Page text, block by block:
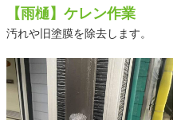
【雨樋】ケレン作業
汚れや旧塗膜を除去します。